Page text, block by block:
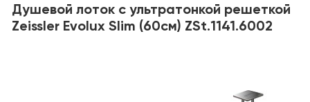
Душевой лоток с ультратонкой решеткой
Zeissler Evolux Slim (60см) ZSt.1141.6002